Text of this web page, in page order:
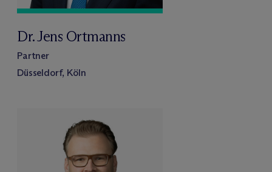
Dr. Jens Ortmanns
Partner
Düsseldorf, Köln